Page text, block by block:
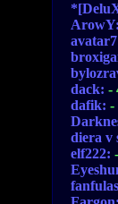
ArowY:
dack: -
dafik: -
diera v
elf222: